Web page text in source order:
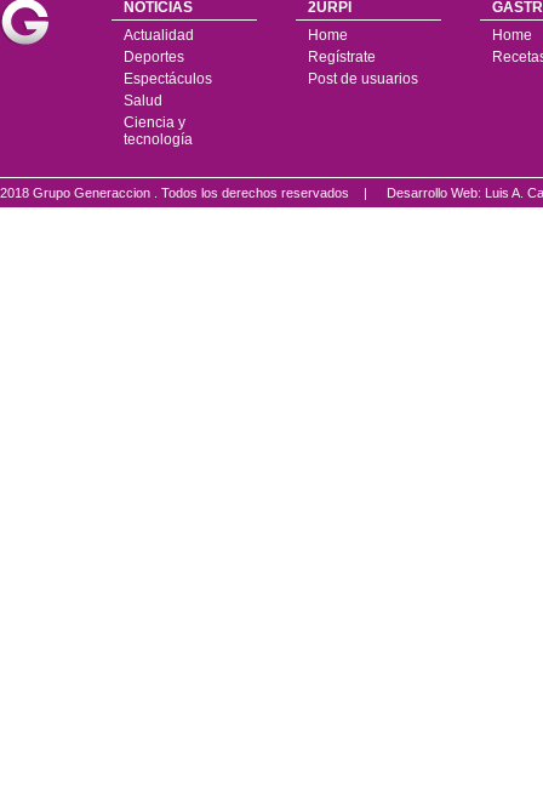
NOTICIAS
Actualidad
Deportes
Espectáculos
Salud
Ciencia y
tecnología
2URPI
Home
Regístrate
Post de usuarios
Home
2018 Grupo Generaccion . Todos los derechos reservados | Desarrollo Web: Luis